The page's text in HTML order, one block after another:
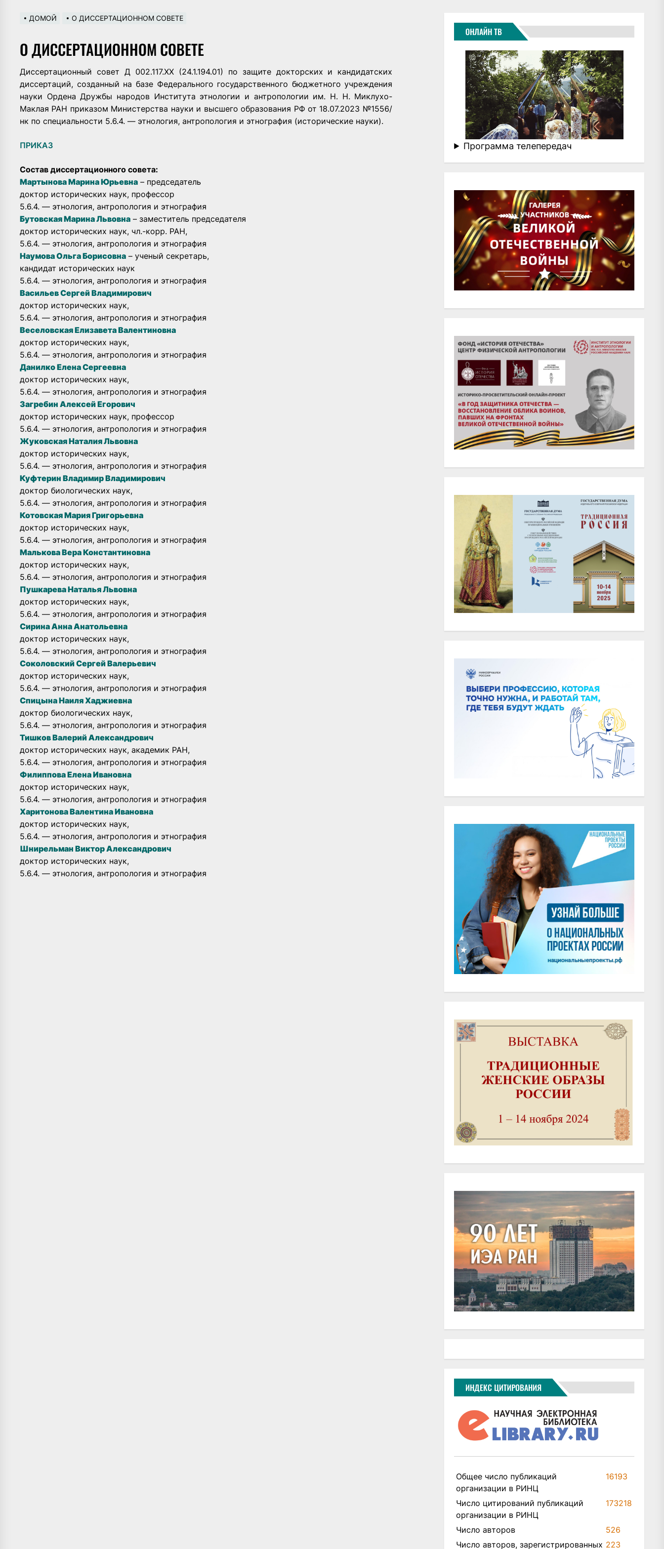
ДОМОЙ О ДИССЕРТАЦИОННОМ СОВЕТЕ
О ДИССЕРТАЦИОННОМ СОВЕТЕ
Диссертационный совет Д 002.117.XX (24.1.194.01) по защите докторских и кандидатских
диссертаций, созданный на базе Федерального государственного бюджетного учреждения
науки Ордена Дружбы народов Института этнологии и антропологии им. Н. Н. Миклухо-
Маклая РАН приказом Министерства науки и высшего образования РФ от 18.07.2023 №1556/
нк по специальности 5.6.4. — этнология, антропология и этнография (исторические науки).
ПРИКАЗ
Состав диссертационного совета:
Мартынова Марина Юрьевна – председатель
доктор исторических наук, профессор
5.6.4. — этнология, антропология и этнография
Бутовская Марина Львовна – заместитель председателя
доктор исторических наук, чл.-корр. РАН,
5.6.4. — этнология, антропология и этнография
Наумова Ольга Борисовна – ученый секретарь,
кандидат исторических наук
5.6.4. — этнология, антропология и этнография
Васильев Сергей Владимирович
доктор исторических наук,
5.6.4. — этнология, антропология и этнография
Веселовская Елизавета Валентиновна
доктор исторических наук,
5.6.4. — этнология, антропология и этнография
Данилко Елена Сергеевна
доктор исторических наук,
5.6.4. — этнология, антропология и этнография
Загребин Алексей Егорович
доктор исторических наук, профессор
5.6.4. — этнология, антропология и этнография
Жуковская Наталия Львовна
доктор исторических наук,
5.6.4. — этнология, антропология и этнография
Куфтерин Владимир Владимирович
доктор биологических наук,
5.6.4. — этнология, антропология и этнография
Котовская Мария Григорьевна
доктор исторических наук,
5.6.4. — этнология, антропология и этнография
Малькова Вера Константиновна
доктор исторических наук,
5.6.4. — этнология, антропология и этнография
Пушкарева Наталья Львовна
доктор исторических наук,
5.6.4. — этнология, антропология и этнография
Сирина Анна Анатольевна
доктор исторических наук,
5.6.4. — этнология, антропология и этнография
Соколовский Сергей Валерьевич
доктор исторических наук,
5.6.4. — этнология, антропология и этнография
Спицына Наиля Хаджиевна
доктор биологических наук,
5.6.4. — этнология, антропология и этнография
Тишков Валерий Александрович
доктор исторических наук, академик РАН,
5.6.4. — этнология, антропология и этнография
Филиппова Елена Ивановна
доктор исторических наук,
5.6.4. — этнология, антропология и этнография
Харитонова Валентина Ивановна
доктор исторических наук,
5.6.4. — этнология, антропология и этнография
Шнирельман Виктор Александрович
доктор исторических наук,
5.6.4. — этнология, антропология и этнография
ОНЛАЙН ТВ
Программа телепередач
ИНДЕКС ЦИТИРОВАНИЯ
Общее число публикаций
организации в РИНЦ
16193
Число цитирований публикаций
организации в РИНЦ
173218
Число авторов
526
Число авторов, зарегистрированных 223